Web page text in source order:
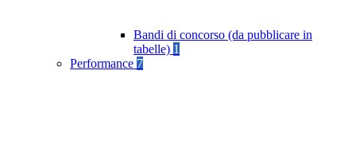
Bandi di concorso (da pubblicare in
tabelle) 1
Performance 7